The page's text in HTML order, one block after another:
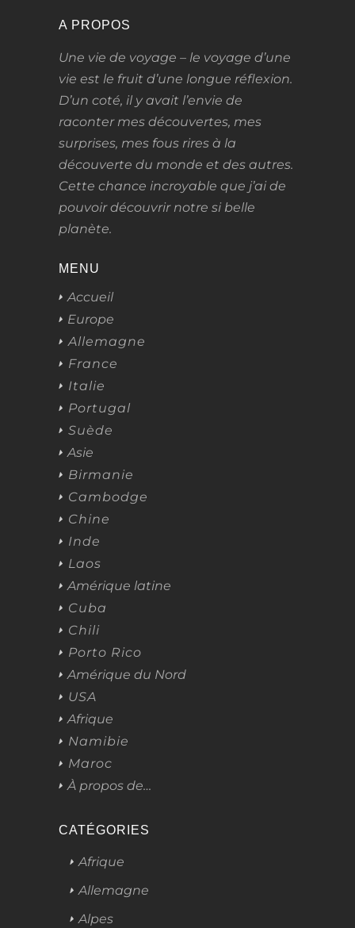
A PROPOS
Une vie de voyage – le voyage d’une
vie est le fruit d’une longue réflexion.
D’un coté, il y avait l’envie de
raconter mes découvertes, mes
surprises, mes fous rires à la
découverte du monde et des autres.
Cette chance incroyable que j’ai de
pouvoir découvrir notre si belle
planète.
MENU
Accueil
Europe
Allemagne
France
Italie
Portugal
Suède
Asie
Birmanie
Cambodge
Chine
Inde
Laos
Amérique latine
Cuba
Chili
Porto Rico
Amérique du Nord
USA
Afrique
Namibie
Maroc
À propos de…
CATÉGORIES
Afrique
Allemagne
Alpes